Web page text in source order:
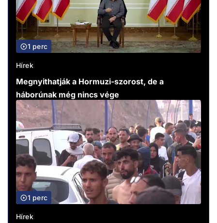
1 perc
Hírek
Megnyithatják a Hormuzi-szorost, de a
háborúnak még nincs vége
1 perc
Hírek